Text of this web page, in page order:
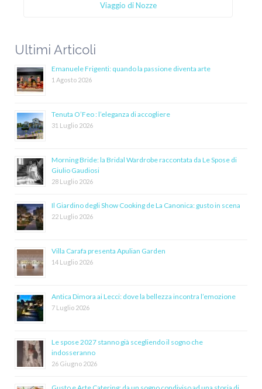
Viaggio di Nozze
Ultimi Articoli
Emanuele Frigenti: quando la passione diventa arte
1 Agosto 2026
Tenuta O’Feo : l’eleganza di accogliere
31 Luglio 2026
Morning Bride: la Bridal Wardrobe raccontata da Le Spose di
Giulio Gaudiosi
28 Luglio 2026
Il Giardino degli Show Cooking de La Canonica: gusto in scena
22 Luglio 2026
Villa Carafa presenta Apulian Garden
14 Luglio 2026
Antica Dimora ai Lecci: dove la bellezza incontra l’emozione
7 Luglio 2026
Le spose 2027 stanno già scegliendo il sogno che
indosseranno
26 Giugno 2026